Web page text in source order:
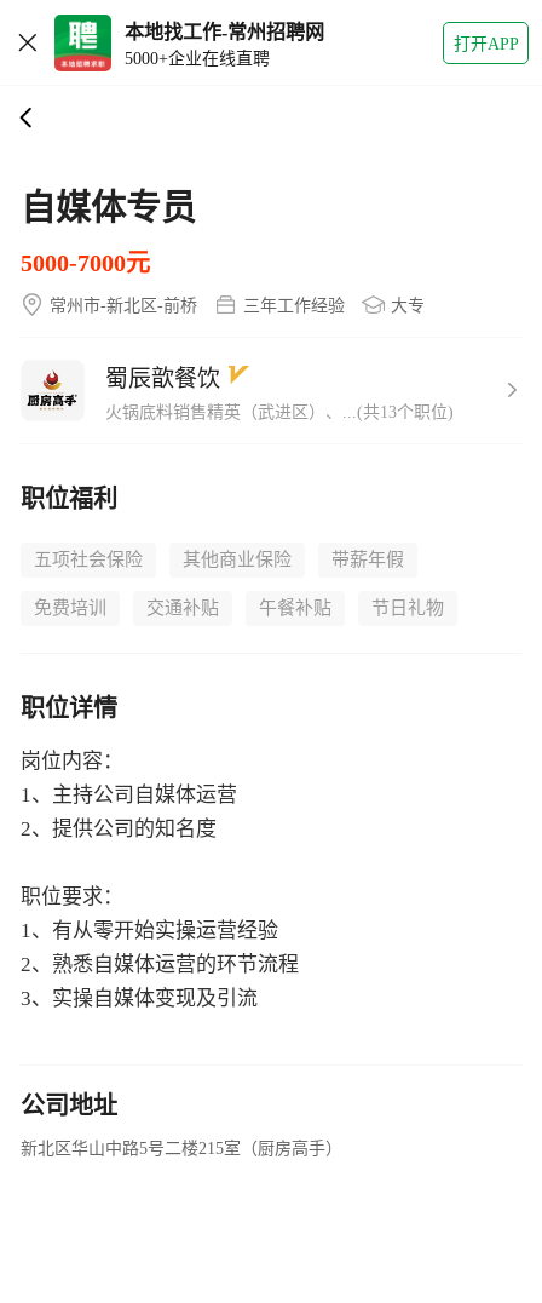
本地找工作-常州招聘网
5000+企业在线直聘
打开APP
自媒体专员
5000-7000元
常州市-新北区-前桥 三年工作经验 大专
蜀辰歆餐饮
火锅底料销售精英（武进区）、...(共13个职位)
职位福利
五项社会保险 其他商业保险 带薪年假
免费培训 交通补贴 午餐补贴 节日礼物
职位详情
岗位内容：
1、主持公司自媒体运营
2、提供公司的知名度
职位要求：
1、有从零开始实操运营经验
2、熟悉自媒体运营的环节流程
3、实操自媒体变现及引流
公司地址
新北区华山中路5号二楼215室（厨房高手）